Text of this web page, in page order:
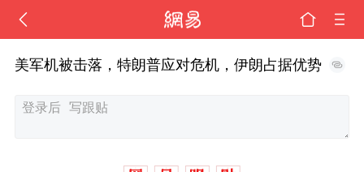
美军机被击落，特朗普应对危机，伊朗占据优势